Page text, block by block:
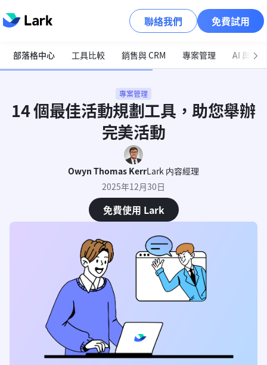
聯絡我們 免費試用
部落格中心 工具比較 銷售與 CRM 專案管理 AI 與自
專案管理
14 個最佳活動規劃工具，助您舉辦
完美活動
Owyn Thomas KerrLark 内容經理
2025年12月30日
免費使用 Lark